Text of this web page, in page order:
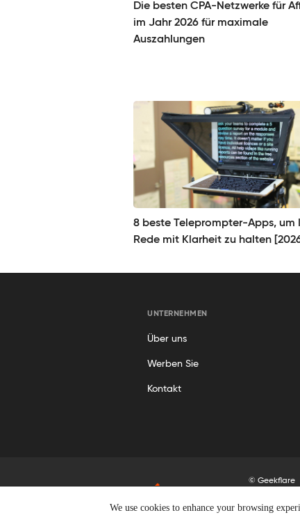
Die besten CPA-Netzwerke für
im Jahr 2026 für maximale
Auszahlungen
8 beste Teleprompter-Apps, um
Rede mit Klarheit zu halten
UNTERNEHMEN
Über uns
Werben Sie
Kontakt
© Geekflare
Alle Rechte
We use cookies to enhance your browsing